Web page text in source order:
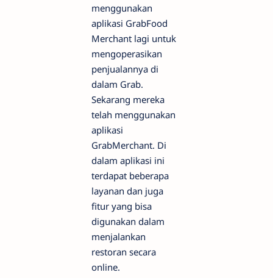
menggunakan
aplikasi GrabFood
Merchant lagi untuk
mengoperasikan
penjualannya di
dalam Grab.
Sekarang mereka
telah menggunakan
aplikasi
GrabMerchant. Di
dalam aplikasi ini
terdapat beberapa
layanan dan juga
fitur yang bisa
digunakan dalam
menjalankan
restoran secara
online.